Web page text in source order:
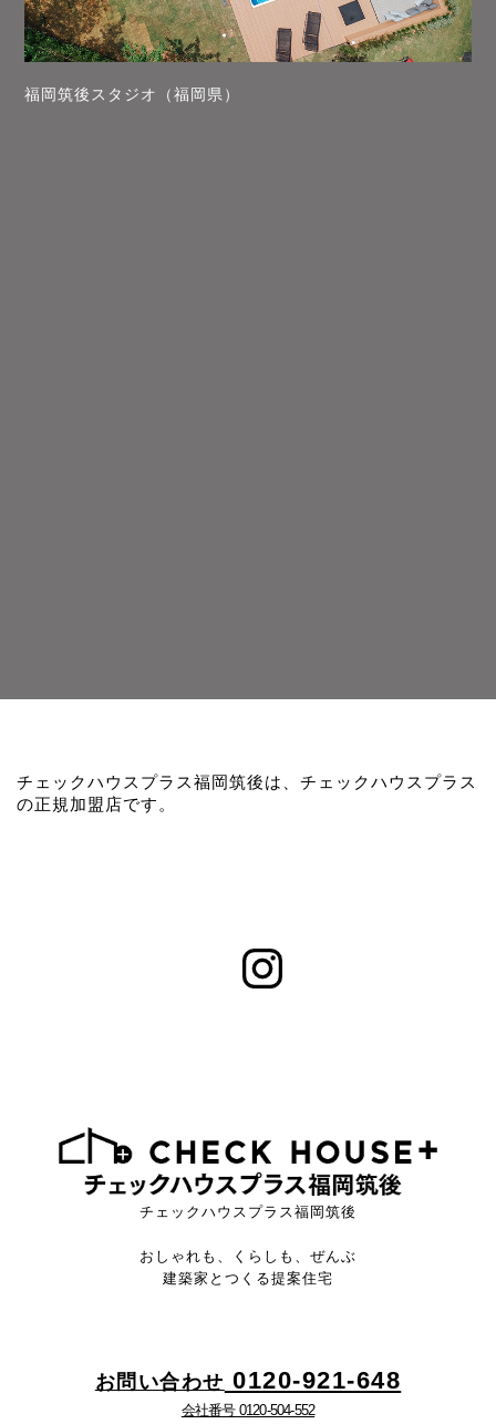
福岡筑後スタジオ（福岡県）
チェックハウスプラス福岡筑後は、チェックハウスプラス
の正規加盟店です。
チェックハウスプラス福岡筑後
おしゃれも、くらしも、ぜんぶ
建築家とつくる提案住宅
お問い合わせ 0120-921-648
会社番号 0120-504-552